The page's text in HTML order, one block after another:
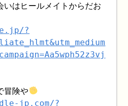
はヒールメイトからだお
?
冒険や
jp.com/?